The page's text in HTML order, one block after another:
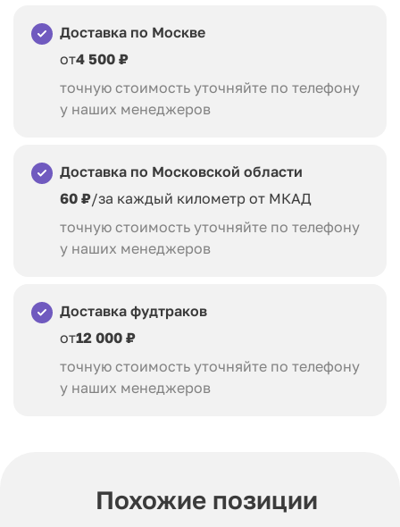
Доставка по Москве
от4 500 ₽
точную стоимость уточняйте по телефону
у наших менеджеров
Доставка по Московской области
60 ₽/за каждый километр от МКАД
точную стоимость уточняйте по телефону
у наших менеджеров
Доставка фудтраков
от12 000 ₽
точную стоимость уточняйте по телефону
у наших менеджеров
Похожие позиции